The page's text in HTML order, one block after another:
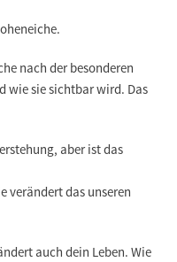
nach der besonderen
wie sie sichtbar wird. Das
aber ist das
verändert das unseren
auch dein Leben. Wie